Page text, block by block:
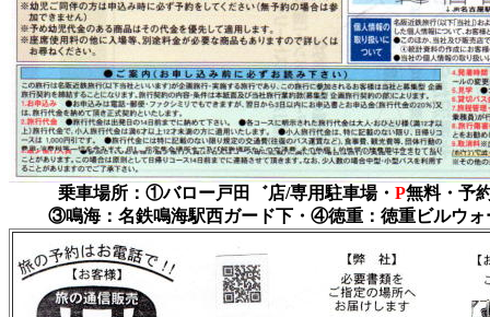
乗車場所：①バロー戸田゛店/専用駐車場・ P無料・予
③鳴海：名鉄鳴海駅西ガード下・④徳重：徳重ビルウ